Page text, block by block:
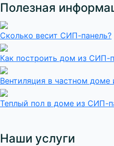
Полезная
Сколько весит СИП-панель?
Как построить дом из СИП-
Вентиляция в частном доме
Теплый пол в доме из СИП-
Наши услуги